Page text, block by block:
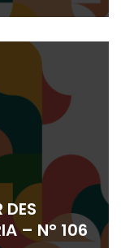
DES
– N° 106